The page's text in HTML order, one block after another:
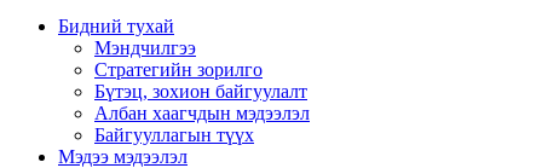
Бидний тухай
Мэндчилгээ
Стратегийн зорилго
Бүтэц, зохион байгуулалт
Албан хаагчдын мэдээлэл
Байгууллагын түүх
Мэдээ мэдээлэл